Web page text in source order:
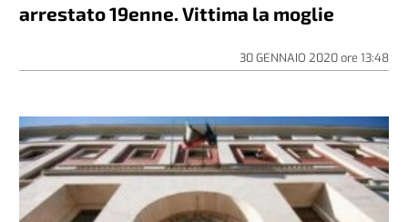
arrestato 19enne. Vittima la moglie
30 GENNAIO 2020ore 13:48